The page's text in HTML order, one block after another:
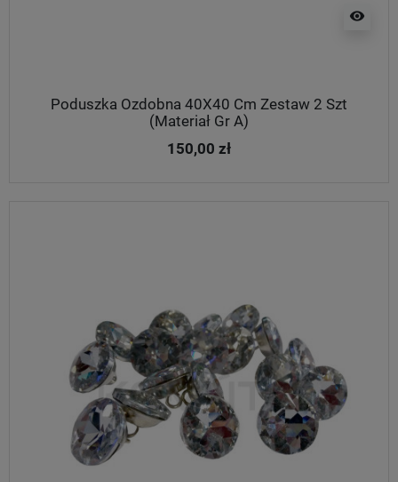
visibility
Poduszka Ozdobna 40X40 Cm Zestaw 2 Szt
(Materiał Gr A)
150,00 zł